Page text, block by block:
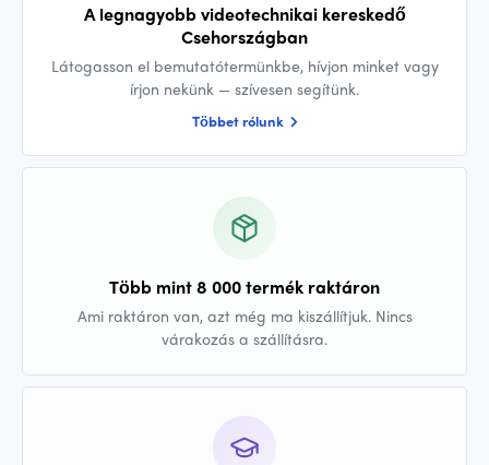
A legnagyobb videotechnikai kereskedő
Csehországban
Látogasson el bemutatótermünkbe, hívjon minket vagy
írjon nekünk — szívesen segítünk.
Többet rólunk
Több mint 8 000 termék raktáron
Ami raktáron van, azt még ma kiszállítjuk. Nincs
várakozás a szállításra.